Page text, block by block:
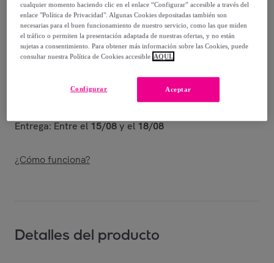
Vendido porAmefa Couzon
Entrega: Entre el 15/08y el 18/08
¿Cómo funciona?
Detalles del producto
cualquier momento haciendo clic en el enlace “Configurar” accesible a través del
enlace "Política de Privacidad". Algunas Cookies depositadas también son
necesarias para el buen funcionamiento de nuestro servicio, como las que miden
el tráfico o permiten la presentación adaptada de nuestras ofertas, y no están
sujetas a consentimiento. Para obtener más información sobre las Cookies, puede
consultar nuestra Política de Cookies accesible AQUÍ.
Aceptar
Configurar